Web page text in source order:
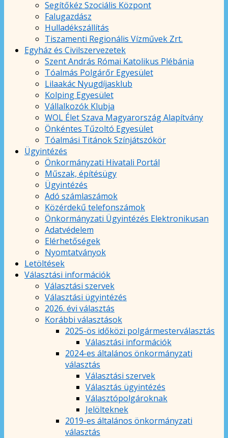
Segítőkéz Szociális Központ
Falugazdász
Hulladékszállítás
Tiszamenti Regionális Vízművek Zrt.
Egyház és Civilszervezetek
Szent András Római Katolikus Plébánia
Tóalmás Polgárőr Egyesület
Lilaakác Nyugdíjasklub
Kolping Egyesület
Vállalkozók Klubja
WOL Élet Szava Magyarország Alapítvány
Önkéntes Tűzoltó Egyesület
Tóalmási Titánok Színjátszókör
Ügyintézés
Önkormányzati Hivatali Portál
Műszak, építésügy
Ügyintézés
Adó számlaszámok
Közérdekű telefonszámok
Önkormányzati Ügyintézés Elektronikusan
Adatvédelem
Elérhetőségek
Nyomtatványok
Letöltések
Választási információk
Választási szervek
Választási ügyintézés
2026. évi választás
Korábbi választások
2025-ös időközi polgármesterválasztás
Választási információk
2024-es általános önkormányzati
választás
Választási szervek
Választás ügyintézés
Választópolgároknak
Jelölteknek
2019-es általános önkormányzati
választás